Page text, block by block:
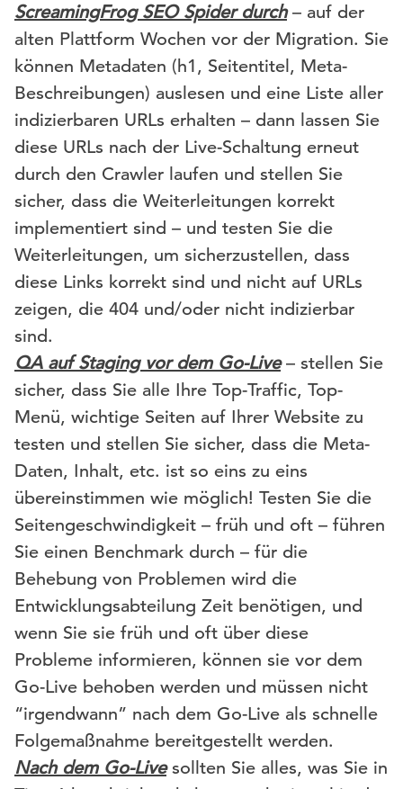
ScreamingFrog SEO Spider durch– auf der
alten Plattform Wochen vor der Migration. Sie
können Metadaten (h1, Seitentitel, Meta-
Beschreibungen) auslesen und eine Liste aller
indizierbaren URLs erhalten – dann lassen Sie
diese URLs nach der Live-Schaltung erneut
durch den Crawler laufen und stellen Sie
sicher, dass die Weiterleitungen korrekt
implementiert sind – und testen Sie die
Weiterleitungen, um sicherzustellen, dass
diese Links korrekt sind und nicht auf URLs
zeigen, die 404 und/oder nicht indizierbar
sind.
QA auf Staging vor dem Go-Live– stellen Sie
sicher, dass Sie alle Ihre Top-Traffic, Top-
Menü, wichtige Seiten auf Ihrer Website zu
testen und stellen Sie sicher, dass die Meta-
Daten, Inhalt, etc. ist so eins zu eins
übereinstimmen wie möglich! Testen Sie die
Seitengeschwindigkeit – früh und oft – führen
Sie einen Benchmark durch – für die
Behebung von Problemen wird die
Entwicklungsabteilung Zeit benötigen, und
wenn Sie sie früh und oft über diese
Probleme informieren, können sie vor dem
Go-Live behoben werden und müssen nicht
“irgendwann” nach dem Go-Live als schnelle
Folgemaßnahme bereitgestellt werden.
Nach dem Go-Livesollten Sie alles, was Sie in